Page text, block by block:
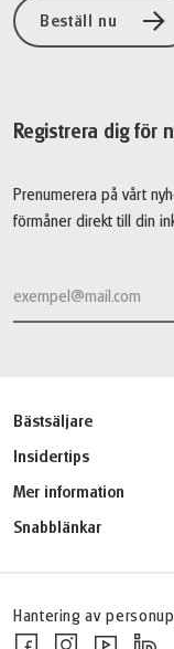
Beställ nu
Registrera dig för
Prenumerera på vårt
förmåner direkt till din
Bästsäljare
Moseldalen klassisk
Kattegattleden
Båtcykling längs Donau
Insidertips
Gotland aktivitetsresa
Mosel- & Eifelstig
Mer information
Varför resa med Active
Kontakta oss
Snabblänkar
Jobba hos oss
Blogg
Hantering av